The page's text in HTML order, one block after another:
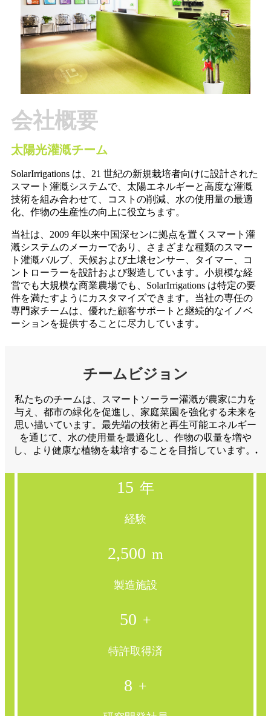
会社概要
太陽光灌漑チーム
SolarIrrigations は、21 世紀の新規栽培者向けに設計された
スマート灌漑システムで、太陽エネルギーと高度な灌漑
技術を組み合わせて、コストの削減、水の使用量の最適
化、作物の生産性の向上に役立ちます。
当社は、2009 年以来中国深センに拠点を置くスマート灌
漑システムのメーカーであり、さまざまな種類のスマー
ト灌漑バルブ、天候および土壌センサー、タイマー、コ
ントローラーを設計および製造しています。小規模な経
営でも大規模な商業農場でも、SolarIrrigations は特定の要
件を満たすようにカスタマイズできます。当社の専任の
専門家チームは、優れた顧客サポートと継続的なイノベ
ーションを提供することに尽力しています。
チームビジョン
私たちのチームは、スマートソーラー灌漑が農家に力を
与え、都市の緑化を促進し、家庭菜園を強化する未来を
思い描いています。最先端の技術と再生可能エネルギー
を通じて、水の使用量を最適化し、作物の収量を増や
し、より健康な植物を栽培することを目指しています。 .
15 年
経験
2,500 m
製造施設
50 +
特許取得済
8 +